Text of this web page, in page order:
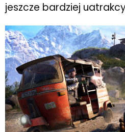
jeszcze bardziej